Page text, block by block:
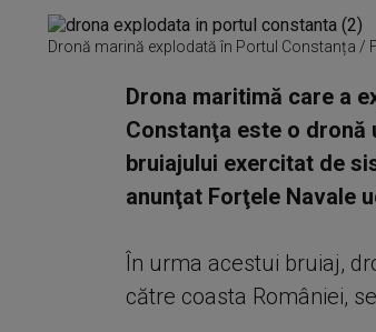
Dronă marină explodată în Portul Constanța /
Drona maritimă care a
Constanţa este o dronă
bruiajului exercitat de
anunţat Forţele Navale
În urma acestui bruiaj,
către coasta României,